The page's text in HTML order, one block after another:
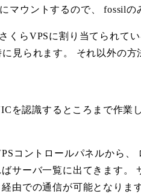
マウントするので、 fossilの
くらVPSに割り当てられて
見られます。 それ以外の
を認識するところまで作業
コントロールパネルから
サーバ一覧に出てきます
由での通信が可能となります